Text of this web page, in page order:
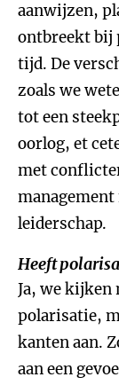
aanwijzen,
ontbreekt bij
tijd. De
zoals we
tot een
oorlog, et
met
leiderschap.
Heeft
Ja, we kijken
polarisatie,
kanten aan.
aan een